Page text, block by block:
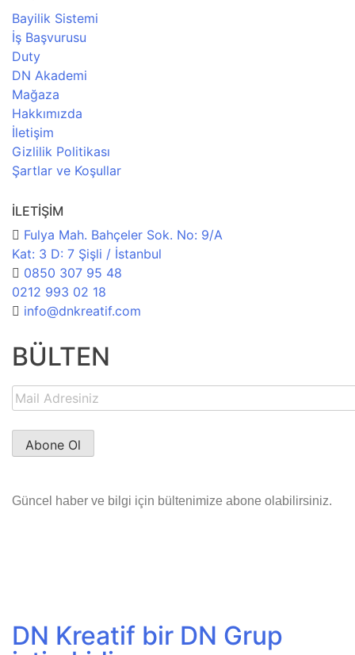
Bayilik Sistemi
İş Başvurusu
Duty
DN Akademi
Mağaza
Hakkımızda
İletişim
Gizlilik Politikası
Şartlar ve Koşullar
İLETİŞİM
Fulya Mah. Bahçeler Sok. No: 9/A
Kat: 3 D: 7 Şişli / İstanbul
0850 307 95 48
0212 993 02 18
info@dnkreatif.com
BÜLTEN
Güncel haber ve bilgi için bültenimize abone olabilirsiniz.
DN Kreatif bir DN Grup